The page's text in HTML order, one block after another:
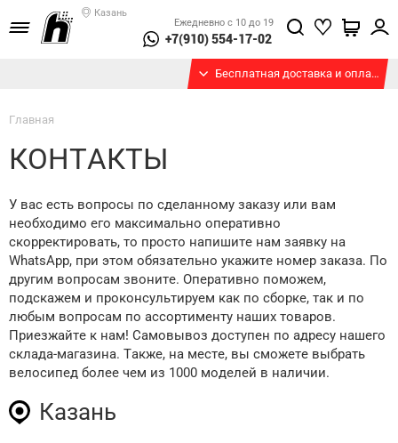
Казань
Ежедневно с 10 до 19
+7(910) 554-17-02
Бесплатная доставка и оплата при получении
Главная
КОНТАКТЫ
У вас есть вопросы по сделанному заказу или вам
необходимо его максимально оперативно
скорректировать, то просто напишите нам заявку на
WhatsApp, при этом обязательно укажите номер заказа. По
другим вопросам звоните. Оперативно поможем,
подскажем и проконсультируем как по сборке, так и по
любым вопросам по ассортименту наших товаров.
Приезжайте к нам! Самовывоз доступен по адресу нашего
склада-магазина. Также, на месте, вы сможете выбрать
велосипед более чем из 1000 моделей в наличии.
Казань